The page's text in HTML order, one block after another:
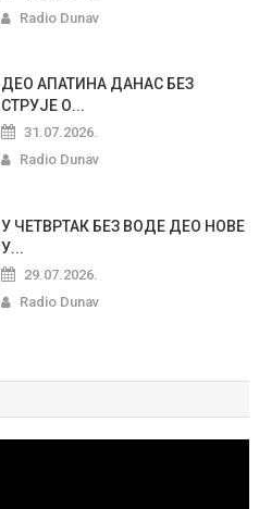
Radio Dunav
ДЕО АПАТИНА ДАНАС БЕЗ
СТРУЈЕ О...
31.07.2026.
Radio Dunav
У ЧЕТВРТАК БЕЗ ВОДЕ ДЕО НОВЕ
У...
29.07.2026.
Radio Dunav